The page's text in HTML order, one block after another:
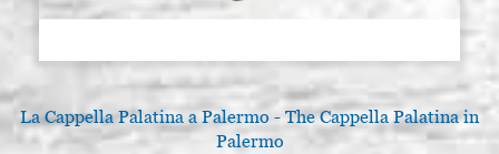
La Cappella Palatina a Palermo - The Cappella Palatina in
Palermo